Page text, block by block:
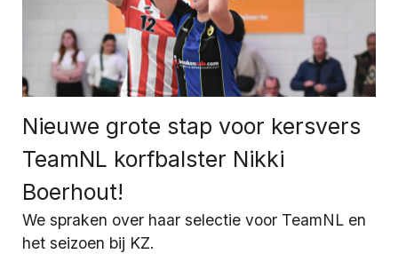
Nieuwe grote stap voor kersvers
TeamNL korfbalster Nikki
Boerhout!
We spraken over haar selectie voor TeamNL en
het seizoen bij KZ.